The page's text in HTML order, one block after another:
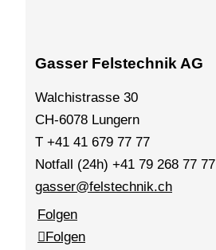
Gasser Felstechnik AG
Walchistrasse 30
CH-6078 Lungern
T +41 41 679 77 77
Notfall (24h) +41 79 268 77 77
gasser@felstechnik.ch
Folgen
Folgen